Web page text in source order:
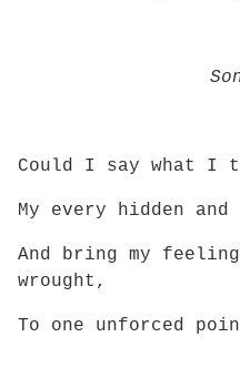
Could I say what I
My every hidden
And bring my
wrought,
To one unforced